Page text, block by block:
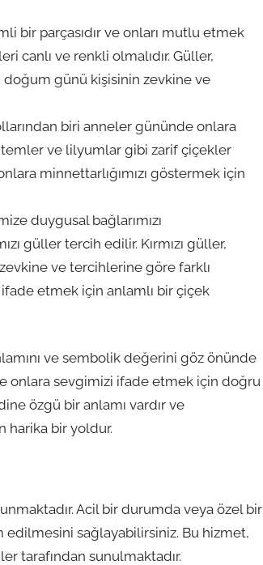
bir parçasıdır ve onları mutlu etmek
canlı ve renkli olmalıdır. Güller,
günü kişisinin zevkine ve
biri anneler gününde onlara
ve lilyumlar gibi zarif çiçekler
minnettarlığımızı göstermek için
duygusal bağlarımızı
güller tercih edilir. Kırmızı güller,
ve tercihlerine göre farklı
etmek için anlamlı bir çiçek
ve sembolik değerini göz önünde
onlara sevgimizi ifade etmek için doğru
özgü bir anlamı vardır ve
harika bir yoldur.
Acil bir durumda veya özel bir
edilmesini sağlayabilirsiniz. Bu hizmet,
tarafından sunulmaktadır.